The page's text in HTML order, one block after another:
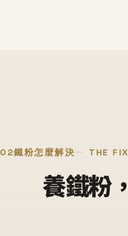
02鐵粉怎麼解決 THE FIX
養鐵粉，